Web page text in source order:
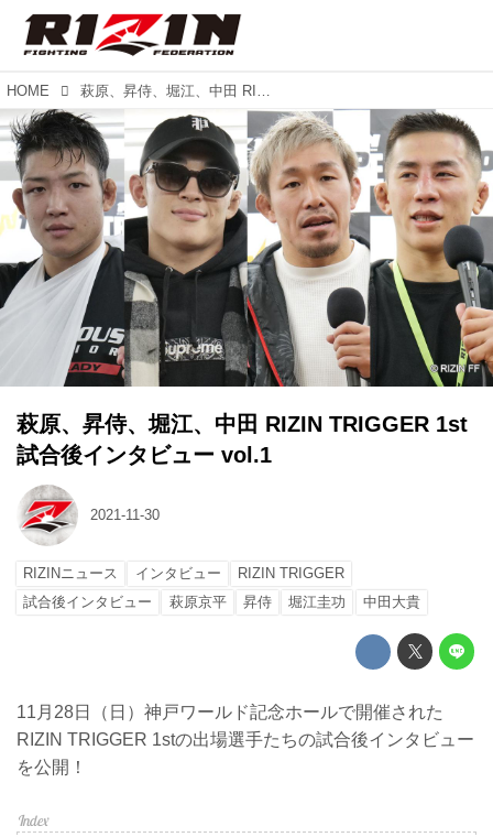
HOME 萩原、昇侍、堀江、中田 RIZIN TRIGGER 1st 試合後インタビュー vol.1
萩原、昇侍、堀江、中田 RIZIN TRIGGER 1st
試合後インタビュー vol.1
2021-11-30
RIZINニュース インタビュー
RIZIN TRIGGER
試合後インタビュー
萩原京平 昇侍 堀江圭功 中田大貴
11月28日（日）神戸ワールド記念ホールで開催された
RIZIN TRIGGER 1stの出場選手たちの試合後インタビュー
を公開！